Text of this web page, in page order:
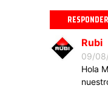
RESPONDER
Rubi
09/
Hola